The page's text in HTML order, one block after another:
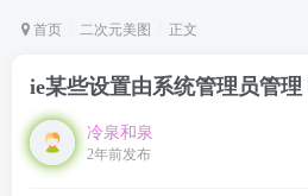
首页 二次元美图 正文
ie某些设置由系统管理员管
冷泉和泉
2年前发布